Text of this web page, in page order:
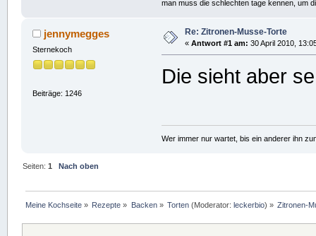
man muss die schlechten tage kennen, um
jennymegges
Sternekoch
Beiträge: 1246
Re: Zitronen-Musse-Torte
« Antwort #1 am: 30 April 2010,
Die sieht aber
Wer immer nur wartet, bis ein anderer ihn
Seiten:1 Nach oben
Meine Kochseite » Rezepte » Backen» Torten (Moderator:leckerbio) » Zitronen-